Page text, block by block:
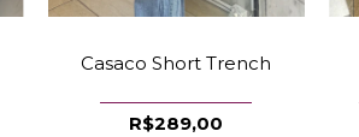
Casaco Short Trench
R$289,00